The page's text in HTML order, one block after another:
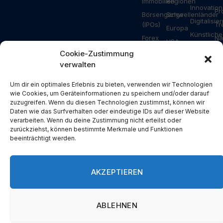
Cookie-Zustimmung
verwalten
Um dir ein optimales Erlebnis zu bieten, verwenden wir Technologien
wie Cookies, um Geräteinformationen zu speichern und/oder darauf
zuzugreifen. Wenn du diesen Technologien zustimmst, können wir
Daten wie das Surfverhalten oder eindeutige IDs auf dieser Website
verarbeiten. Wenn du deine Zustimmung nicht erteilst oder
zurückziehst, können bestimmte Merkmale und Funktionen
beeinträchtigt werden.
AKZEPTIEREN
ABLEHNEN
Börsengänge
(IPOs)
Forex
Solana
NFT
Metaverse
Blockchain
Schwellenländer
Europa
USA
Schweiz
Österreich
USA
China
Griechenland
Innovation
Künstliche
Intelligenz
Bauwesen
Energie
Konsum